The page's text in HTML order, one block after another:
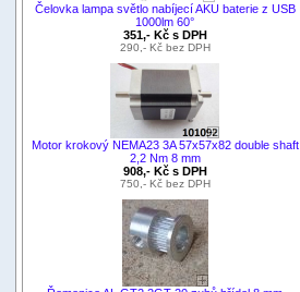
Čelovka lampa světlo nabíjecí AKU baterie z USB
1000lm 60°
351,- Kč s DPH
290,- Kč bez DPH
Motor krokový NEMA23 3A 57x57x82 double shaft
2,2 Nm 8 mm
908,- Kč s DPH
750,- Kč bez DPH